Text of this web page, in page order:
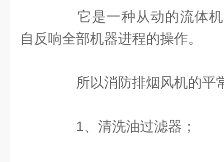
它是一种从动的流体机
自反响全部机器进程的操作。
所以消防排烟风机的平
1、清洗油过滤器；